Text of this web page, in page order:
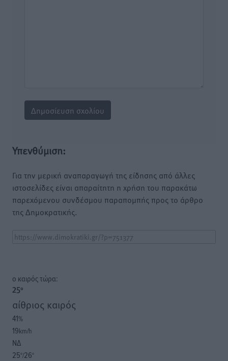
Υπενθύμιση:
Για την μερική αναπαραγωγή της είδησης από άλλες
ιστοσελίδες είναι απαραίτητη η χρήση του παρακάτω
παρεχόμενου συνδέσμου παραπομπής προς το άρθρο
της Δημοκρατικής.
o καιρός τώρα:
25°
αίθριος καιρός
41%
19km/h
ΝΔ
25°/26°